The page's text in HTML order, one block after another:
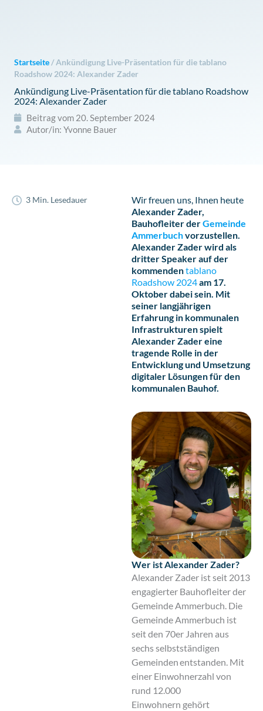
Startseite /Ankündigung Live-Präsentation für die tablano
Roadshow 2024: Alexander Zader
Ankündigung Live-Präsentation für die tablano Roadshow
2024: Alexander Zader
Beitrag vom 20. September 2024
Autor/in: Yvonne Bauer
3 Min. Lesedauer
Wir freuen uns, Ihnen heute
Alexander Zader,
Bauhofleiter derGemeinde
Ammerbuchvorzustellen.
Alexander Zader wird als
dritter Speaker auf der
kommendentablano
Roadshow 2024am 17.
Oktober dabei sein. Mit
seiner langjährigen
Erfahrung in kommunalen
Infrastrukturen spielt
Alexander Zader eine
tragende Rolle in der
Entwicklung und Umsetzung
digitaler Lösungen für den
kommunalen Bauhof.
Wer ist Alexander Zader?
Alexander Zader ist seit 2013
engagierter Bauhofleiter der
Gemeinde Ammerbuch. Die
Gemeinde Ammerbuch ist
seit den 70er Jahren aus
sechs selbstständigen
Gemeinden entstanden. Mit
einer Einwohnerzahl von
rund 12.000
Einwohnern gehört